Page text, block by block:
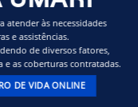
atender às necessidades
e assistências.
de diversos fatores,
as coberturas contratadas.
DE VIDA ONLINE